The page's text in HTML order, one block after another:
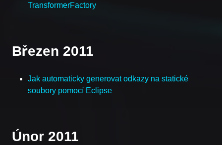
TransformerFactory
Březen 2011
Jak automaticky generovat odkazy na statické
soubory pomocí Eclipse
Únor 2011